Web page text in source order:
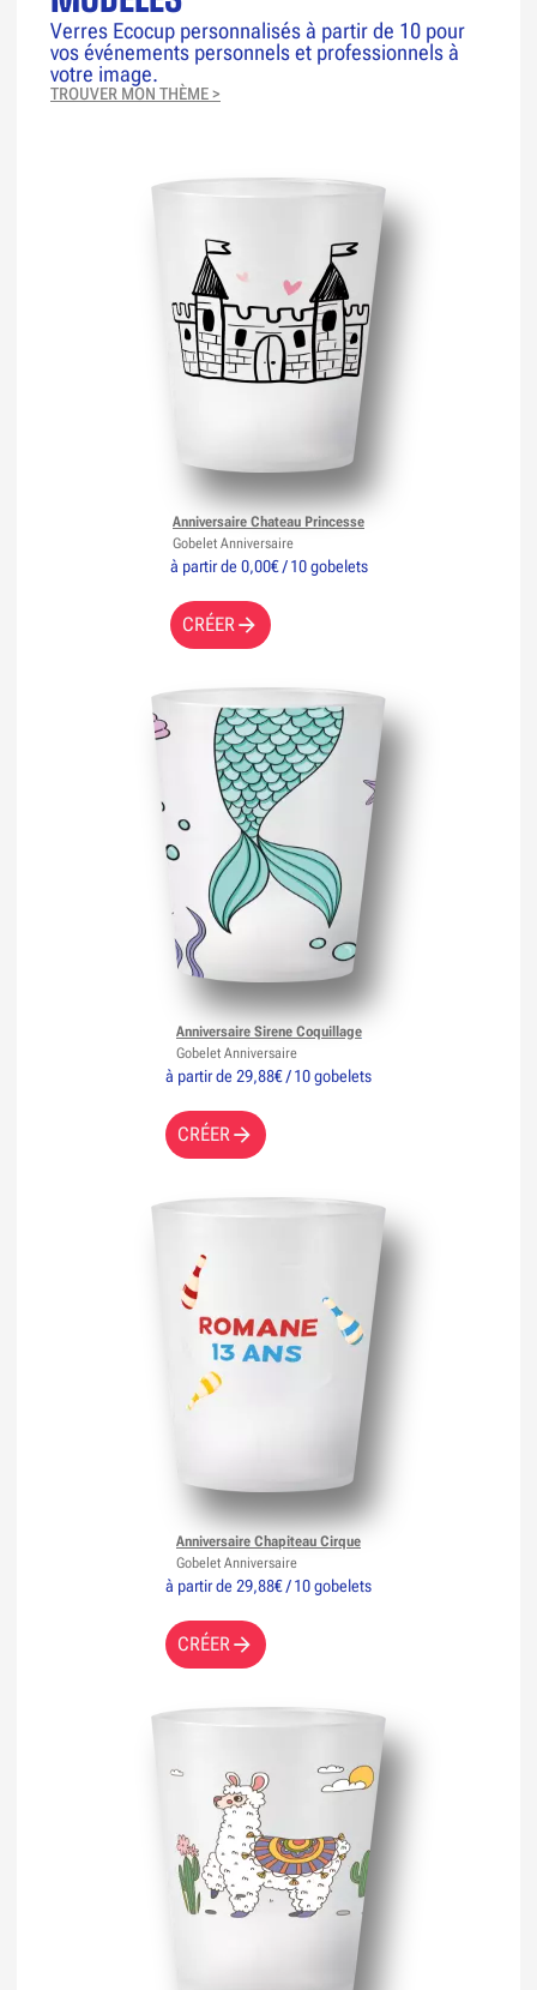
Verres Ecocup personnalisés à partir de 10 pour
vos événements personnels et professionnels à
votre image.
TROUVER MON THÈME >
à partir de 0,00€ / 10 gobelets
CRÉER
Anniversaire Chateau Princesse
Gobelet Anniversaire
à partir de 29,88€ / 10 gobelets
CRÉER
Anniversaire Sirene Coquillage
Gobelet Anniversaire
à partir de 29,88€ / 10 gobelets
CRÉER
Anniversaire Chapiteau Cirque
Gobelet Anniversaire